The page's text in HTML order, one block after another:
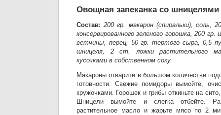
Овощная запеканка со шницелями
Состав:200 гр. макарон (спиральки), соль,
консервированного зеленого горошка, 200
ветчины, перец, 50 гр. тертого сыра, 0,5
шницеля, 2 ст. ложки растительного
кусочками в собственном соку.
Макароны отварите в большом количестве
готовности. Свежие помидоры вымойте,
кружочками. Горошек и грибы откиньте на
Шницели вымойте и слегка отбейте.
растительное масло и жарьте мясо по 2